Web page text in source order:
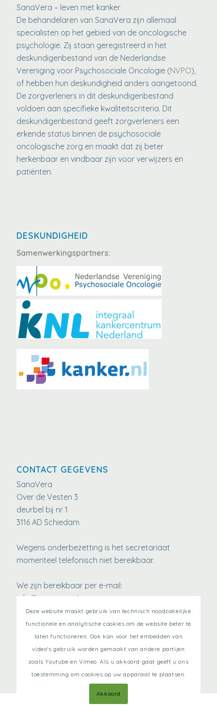
SanaVera – leven met kanker
De behandelaren van SanaVera zijn allemaal
specialisten op het gebied van de oncologische
psychologie. Zij staan geregistreerd in het
deskundigenbestand van de Nederlandse
Vereniging voor Psychosociale Oncologie (NVPO),
of hebben hun deskundigheid anders aangetoond.
De zorgverleners in dit deskundigenbestand
voldoen aan specifieke kwaliteitscriteria. Dit
deskundigenbestand geeft zorgverleners een
erkende status binnen de psychosociale
oncologische zorg en maakt dat zij beter
herkenbaar en vindbaar zijn voor verwijzers en
patiënten.
DESKUNDIGHEID
Samenwerkingspartners:
CONTACT GEGEVENS
SanaVera
Over de Vesten 3
deurbel bij nr 1
3116 AD Schiedam
Wegens onderbezetting is het secretariaat
momenteel telefonisch niet bereikbaar.
We zijn bereikbaar per e-mail:
info@sanavera.nl
www.SanaVera.nl
82558132
Privacyverklaring
Deze website maakt gebruik van technisch noodzakelijke
functionele en analytische cookies om de website beter te
laten functioneren. Ook kan voor het embedden van
video's gebruik worden gemaakt van andere partijen
zoals Youtube en Vimeo. Als u akkoord gaat geeft u ons
toestemming om cookies op uw apparaat te plaatsen.
Akkoord